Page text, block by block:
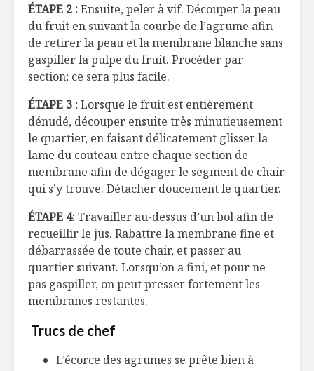
ÉTAPE 2 :Ensuite, peler à vif. Découper la peau
du fruit en suivant la courbe de l’agrume afin
de retirer la peau et la membrane blanche sans
gaspiller la pulpe du fruit. Procéder par
section; ce sera plus facile.
ÉTAPE 3 :Lorsque le fruit est entièrement
dénudé, découper ensuite très minutieusement
le quartier, en faisant délicatement glisser la
lame du couteau entre chaque section de
membrane afin de dégager le segment de chair
qui s’y trouve. Détacher doucement le quartier.
ÉTAPE 4:Travailler au-dessus d’un bol afin de
recueillir le jus. Rabattre la membrane fine et
débarrassée de toute chair, et passer au
quartier suivant. Lorsqu’on a fini, et pour ne
pas gaspiller, on peut presser fortement les
membranes restantes.
Trucs de chef
L’écorce des agrumes se prête bien à
sucrer le bec
disponibles en
temps de crise
et aux
panées